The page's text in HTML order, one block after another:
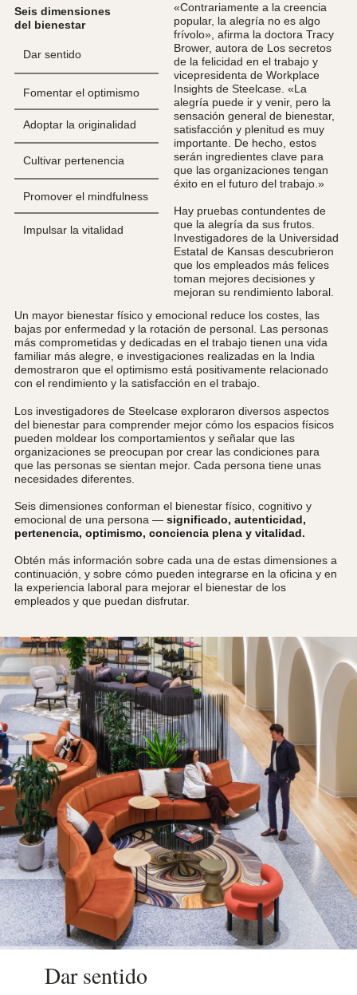
Seis dimensiones
del bienestar
Impulsar la vitalidad
Promover el mindfulness
Cultivar pertenencia
Adoptar la originalidad
Fomentar el optimismo
Dar sentido
Un mayor bienestar físico y emocional reduce los costes, las
bajas por enfermedad y la rotación de personal. Las personas
más comprometidas y dedicadas en el trabajo tienen una vida
familiar más alegre, e investigaciones realizadas en la India
demostraron que el optimismo está positivamente relacionado
con el rendimiento y la satisfacción en el trabajo.
«Contrariamente a la creencia
popular, la alegría no es algo
frívolo», afirma la doctora Tracy
Brower, autora de Los secretos
de la felicidad en el trabajo y
vicepresidenta de Workplace
Insights de Steelcase. «La
alegría puede ir y venir, pero la
sensación general de bienestar,
satisfacción y plenitud es muy
importante. De hecho, estos
serán ingredientes clave para
que las organizaciones tengan
éxito en el futuro del trabajo.»
Hay pruebas contundentes de
que la alegría da sus frutos.
Investigadores de la Universidad
Estatal de Kansas descubrieron
que los empleados más felices
toman mejores decisiones y
mejoran su rendimiento laboral.
Los investigadores de Steelcase exploraron diversos aspectos
del bienestar para comprender mejor cómo los espacios físicos
pueden moldear los comportamientos y señalar que las
organizaciones se preocupan por crear las condiciones para
que las personas se sientan mejor. Cada persona tiene unas
necesidades diferentes.
Seis dimensiones conforman el bienestar físico, cognitivo y
emocional de una persona —significado, autenticidad,
pertenencia, optimismo, conciencia plena y vitalidad.
Obtén más información sobre cada una de estas dimensiones a
continuación, y sobre cómo pueden integrarse en la oficina y en
la experiencia laboral para mejorar el bienestar de los
empleados y que puedan disfrutar.
Dar sentido
Headers
Photo Credit: Jason O’rear